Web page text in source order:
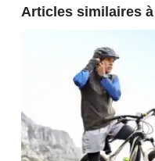
Articles similaires